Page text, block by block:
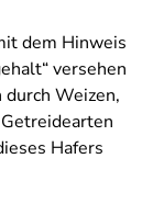
dem Hinweis
versehen
Weizen,
Hafers